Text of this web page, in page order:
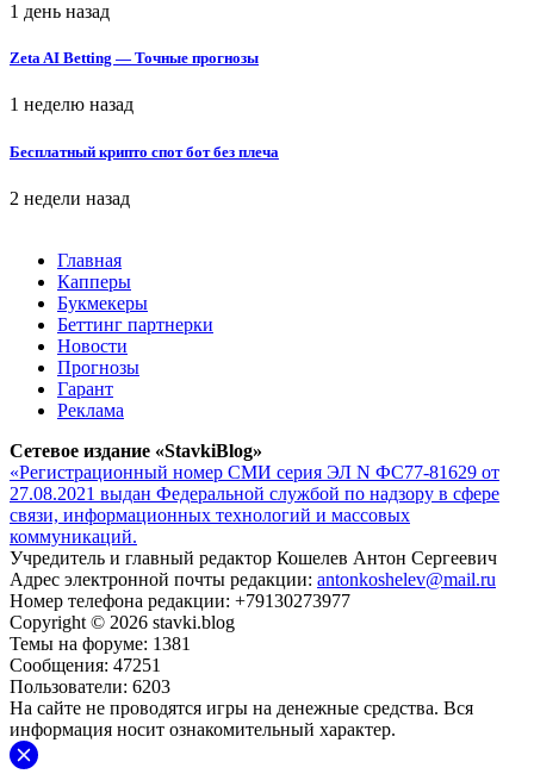
1 день назад
Zeta AI Betting — Точные прогнозы
1 неделю назад
Бесплатный крипто спот бот без плеча
2 недели назад
Главная
Капперы
Букмекеры
Беттинг партнерки
Новости
Прогнозы
Гарант
Реклама
Сетевое издание «StavkiBlog»
«Регистрационный номер СМИ серия ЭЛ N ФС77-81629 от
27.08.2021 выдан Федеральной службой по надзору в сфере
связи, информационных технологий и массовых
коммуникаций.
Учредитель и главный редактор Кошелев Антон Сергеевич
Адрес электронной почты редакции: antonkoshelev@mail.ru
Номер телефона редакции: +79130273977
Copyright © 2026 stavki.blog
Темы на форуме: 1381
Сообщения: 47251
Пользователи: 6203
На сайте не проводятся игры на денежные средства. Вся
информация носит ознакомительный характер.